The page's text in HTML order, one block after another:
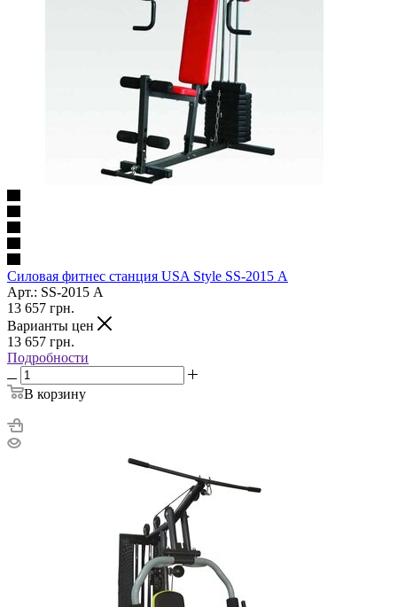
Силовая фитнес станция USA Style SS-2015 А
Арт.: SS-2015 А
13 657 грн.
Варианты цен
13 657 грн.
Подробности
В корзину